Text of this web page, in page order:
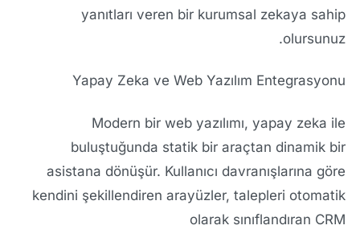
yanıtları veren bir kurumsal zekaya sahip
olursunuz.
Yapay Zeka ve Web Yazılım Entegrasyonu
Modern bir web yazılımı, yapay zeka ile
buluştuğunda statik bir araçtan dinamik bir
asistana dönüşür. Kullanıcı davranışlarına göre
kendini şekillendiren arayüzler, talepleri otomatik
olarak sınıflandıran CRM